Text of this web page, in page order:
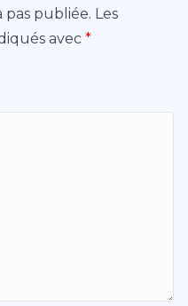
pas publiée. Les
avec *